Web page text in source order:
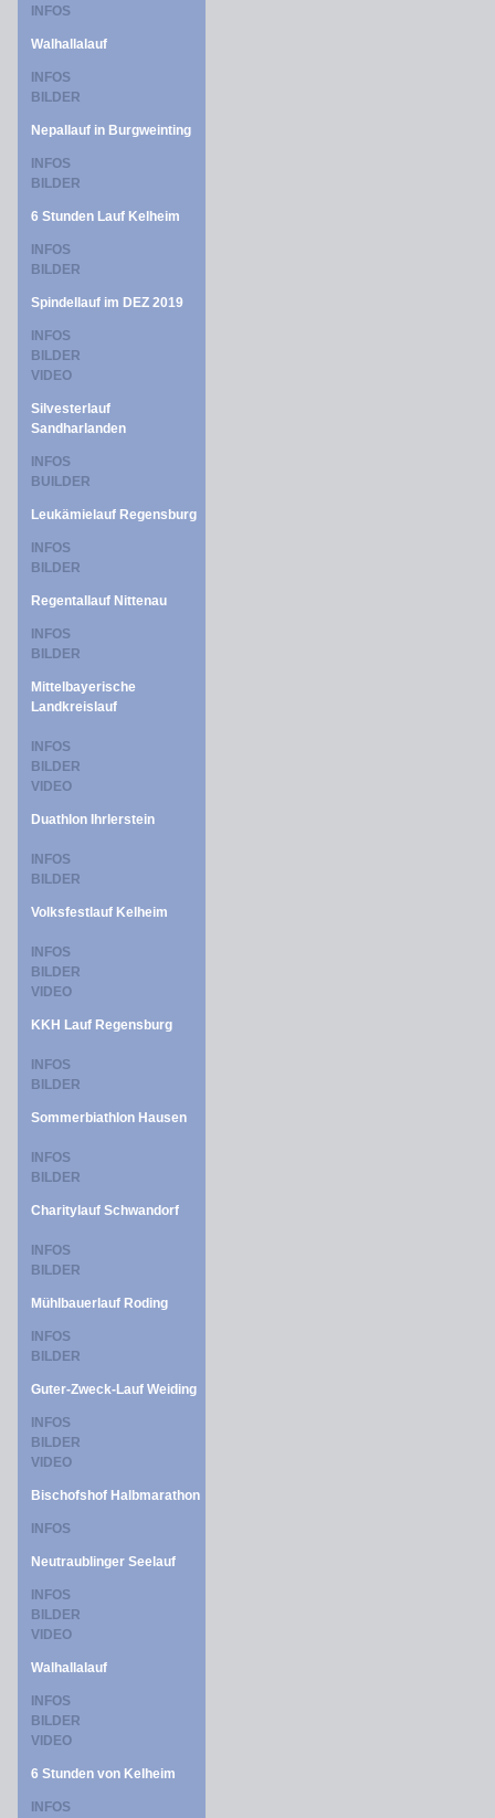
INFOS
Walhallalauf
INFOS
BILDER
Nepallauf in Burgweinting
INFOS
BILDER
6 Stunden Lauf Kelheim
INFOS
BILDER
Spindellauf im DEZ 2019
INFOS
BILDER
VIDEO
Silvesterlauf
Sandharlanden
INFOS
BUILDER
Leukämielauf Regensburg
INFOS
BILDER
Regentallauf Nittenau
INFOS
BILDER
Mittelbayerische
Landkreislauf
INFOS
BILDER
VIDEO
Duathlon Ihrlerstein
INFOS
BILDER
Volksfestlauf Kelheim
INFOS
BILDER
VIDEO
KKH Lauf Regensburg
INFOS
BILDER
Sommerbiathlon Hausen
INFOS
BILDER
Charitylauf Schwandorf
INFOS
BILDER
Mühlbauerlauf Roding
INFOS
BILDER
Guter-Zweck-Lauf Weiding
INFOS
BILDER
VIDEO
Bischofshof Halbmarathon
INFOS
Neutraublinger Seelauf
INFOS
BILDER
VIDEO
Walhallalauf
INFOS
BILDER
VIDEO
6 Stunden von Kelheim
INFOS